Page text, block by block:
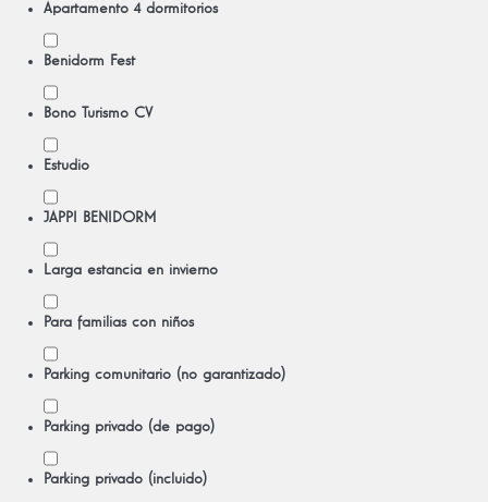
Apartamento 4 dormitorios
Benidorm Fest
Bono Turismo CV
Estudio
JAPPI BENIDORM
Larga estancia en invierno
Para familias con niños
Parking comunitario (no garantizado)
Parking privado (de pago)
Parking privado (incluido)